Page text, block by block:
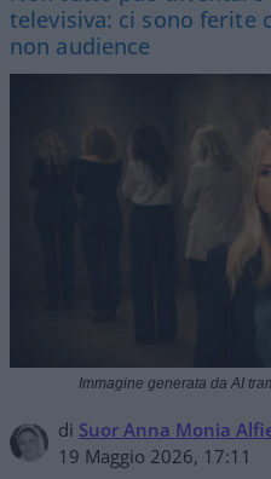
televisiva: ci sono ferite
non audience
di Suor Anna Monia
19 Maggio 2026, 17:11
Immagine generata da AI